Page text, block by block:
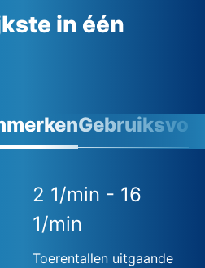
in één
2 1/min - 16
1/min
Toerentallen uitgaande